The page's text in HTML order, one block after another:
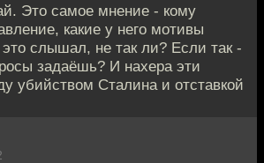
Это самое мнение - кому
какие у него мотивы
слышал, не так ли? Если так -
задаёшь? И нахера эти
убийством Сталина и отставкой